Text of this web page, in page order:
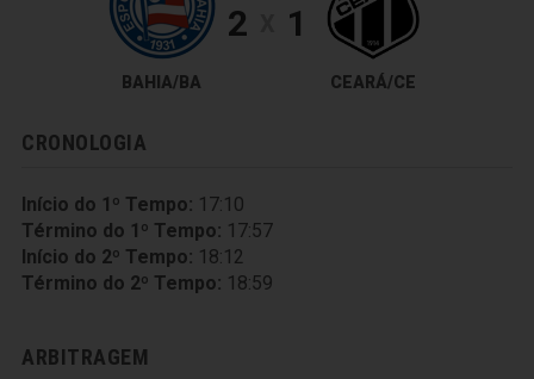
BAHIA/BA
2 1
CEARÁ/CE
CRONOLOGIA
Início do 1º Tempo: 17:10
Término do 1º Tempo: 17:57
Início do 2º Tempo: 18:12
Término do 2º Tempo: 18:59
ARBITRAGEM